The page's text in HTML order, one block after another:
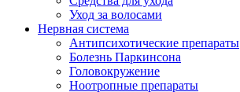
Уход за волосами
Нервная система
Антипсихотические препараты
Болезнь Паркинсона
Головокружение
Ноотропные препараты